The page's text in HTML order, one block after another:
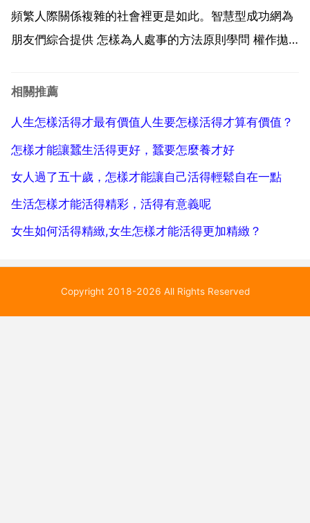
頻繁人際關係複雜的社會裡更是如此。智慧型成功網為
朋友們綜合提供 怎樣為人處事的方法原則學問 權作拋
關於麻煩別人的問題 不是麻煩自己那就是肯定要麻煩別
相關推薦
人生怎樣活得才最有價值人生要怎樣活得才算有價值？
怎樣才能讓蠶生活得更好，蠶要怎麼養才好
女人過了五十歲，怎樣才能讓自己活得輕鬆自在一點
生活怎樣才能活得精彩，活得有意義呢
女生如何活得精緻,女生怎樣才能活得更加精緻？
Copyright 2018-2026 All Rights Reserved